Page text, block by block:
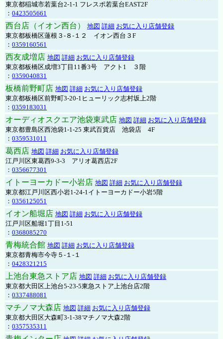
東京都稲城市若葉台2-1-1 フレスポ若葉台EAST2F
： 0423505661
西台店（イオン西台） 地図 詳細 お気に入り店舗登録
東京都板橋区蓮根３-８-１２ イオン西台３F
： 0359160561
西友成増店 地図 詳細 お気に入り店舗登録
東京都板橋区成増3丁目11番3号 アクト1 ３階
： 0359040831
板橋前野町店 地図 詳細 お気に入り店舗登録
東京都板橋区前野町3-20-1ヒューリック志村坂上2階
： 0359183031
オーディオスクエア池袋東武店 地図 詳細 お気に入り店舗登録
東京都豊島区西池袋1-1-25 東武百貨店 池袋店 4F
： 0359531011
葛西店 地図 詳細 お気に入り店舗登録
江戸川区東葛西9-3-3 アリオ葛西店2F
： 0356677301
イトーヨーカドー小岩店 地図 詳細 お気に入り店舗登録
東京都江戸川区西小岩1-24-1イトーヨーカドー小岩5階
： 0356125051
イオン船堀店 地図 詳細 お気に入り店舗登録
江戸川区船堀1丁目1-51
： 0368085270
青梅統合館 地図 詳細 お気に入り店舗登録
東京都青梅市今寺５-１-１
： 0428321215
上池台東急ストア店 地図 詳細 お気に入り店舗登録
東京都大田区上池台5-23-5東急ストア上池台店2階
： 0337488081
マチノマ大森店 地図 詳細 お気に入り店舗登録
東京都大田区大森町3-1-38マチノマ大森2階
： 0357535311